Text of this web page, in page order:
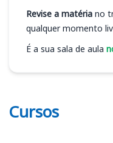
Revise a matéria no
qualquer momento
É a sua sala de aula
Cursos